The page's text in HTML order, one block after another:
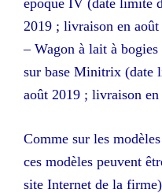
2019 ; livraison en
– Wagon à lait à
sur base Minitrix (date
août 2019 ; livraison
Comme sur les
ces modèles peuvent
site Internet de la